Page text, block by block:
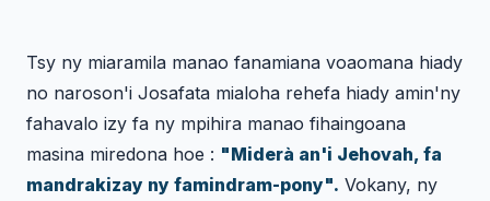
Tsy ny miaramila manao fanamiana voaomana hiady
no naroson'i Josafata mialoha rehefa hiady amin'ny
fahavalo izy fa ny mpihira manao fihaingoana
masina miredona hoe : "Miderà an'i Jehovah, fa
mandrakizay ny famindram-pony". Vokany, ny